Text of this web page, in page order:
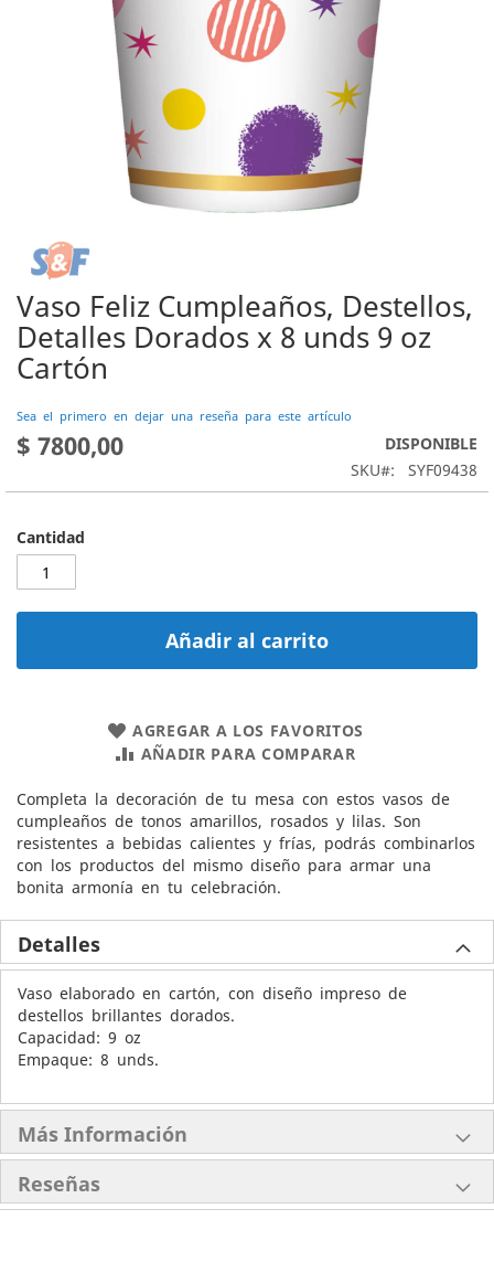
Vaso Feliz Cumpleaños, Destellos,
Detalles Dorados x 8 unds 9 oz
Cartón
Sea el primero en dejar una reseña para este artículo
$ 7800,00 DISPONIBLE
SKU SYF09438
Cantidad
Añadir al carrito
AGREGAR A LOS FAVORITOS
AÑADIR PARA COMPARAR
Completa la decoración de tu mesa con estos vasos de
cumpleaños de tonos amarillos, rosados y lilas. Son
resistentes a bebidas calientes y frías, podrás combinarlos
con los productos del mismo diseño para armar una
bonita armonía en tu celebración.
Saltar
comienzo
de
galería
de
imágenes
Detalles
Vaso elaborado en cartón, con diseño impreso de
destellos brillantes dorados.
Capacidad: 9 oz
Empaque: 8 unds.
Más Información
Reseñas